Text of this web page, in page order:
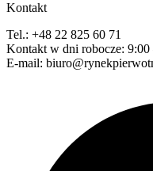
Kontakt
Tel.: +48 22 825 60 71
Kontakt w dni robocze: 9:00
E-mail: